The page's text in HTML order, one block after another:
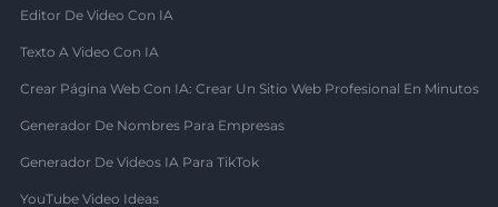
Editor De Video Con IA
Texto A Video Con IA
Crear Página Web Con IA: Crear Un Sitio Web Profesional En Minutos
Generador De Nombres Para Empresas
Generador De Videos IA Para TikTok
YouTube Video Ideas